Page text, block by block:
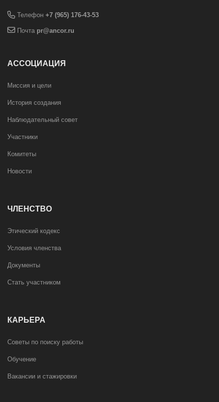
Телефон +7 (965) 176-43-53
Почта pr@ancor.ru
АССОЦИАЦИЯ
Миссия и цели
История создания
Наблюдательный совет
Участники
Комитеты
Новости
ЧЛЕНСТВО
Этический кодекс
Условия членства
Документы
Стать участником
КАРЬЕРА
Советы по поиску работы
Обучение
Вакансии и стажировки